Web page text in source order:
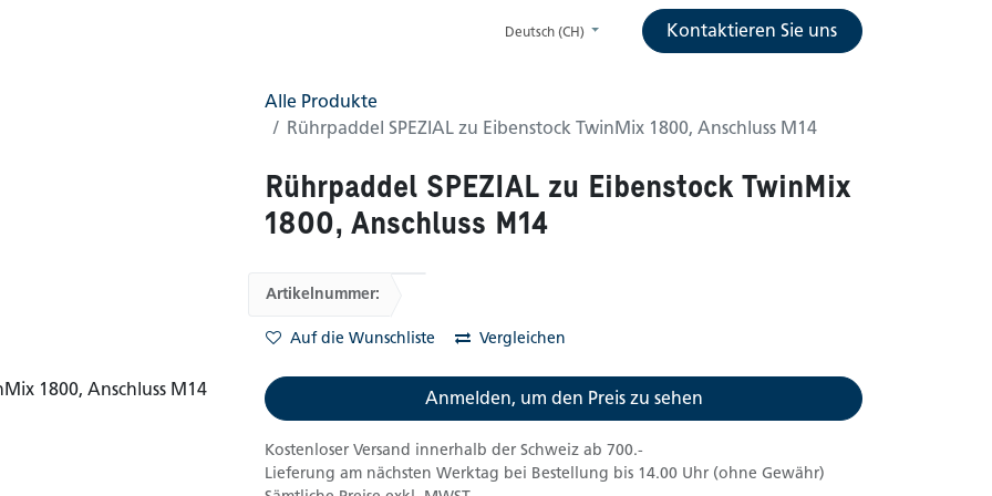
Deutsch (CH) Kontaktieren Sie uns
Alle Produkte
Rührpaddel SPEZIAL zu Eibenstock TwinMix 1800, Anschluss M14
Rührpaddel SPEZIAL zu Eibenstock TwinMix
1800, Anschluss M14
Artikelnummer:
Auf die Wunschliste Vergleichen
Anmelden, um den Preis zu sehen
Kostenloser Versand innerhalb der Schweiz ab 700.-
Lieferung am nächsten Werktag bei Bestellung bis 14.00 Uhr (ohne Gewähr)